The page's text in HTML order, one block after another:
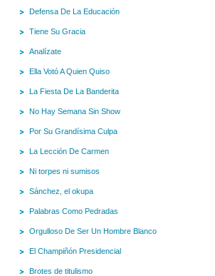
Defensa De La Educación
Tiene Su Gracia
Analízate
Ella Votó A Quien Quiso
La Fiesta De La Banderita
No Hay Semana Sin Show
Por Su Grandísima Culpa
La Lección De Carmen
Ni torpes ni sumisos
Sánchez, el okupa
Palabras Como Pedradas
Orgulloso De Ser Un Hombre Blanco
El Champiñón Presidencial
Brotes de titulismo